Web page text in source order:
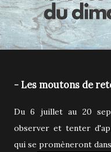
- Les moutons de
Du 6 juillet au 20
observer et tenter
qui se promèneront